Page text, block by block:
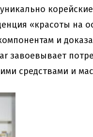
«красоты на
и
завоевывает
средствами и